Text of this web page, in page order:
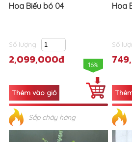
Hoa Biếu bó 04
Số lượng
2,099,000đ 16%
Sắp cháy hàng
Hoa
Số